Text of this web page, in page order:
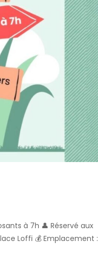
à 7h 👤 Réservé aux
Loffi 💰 Emplacement :